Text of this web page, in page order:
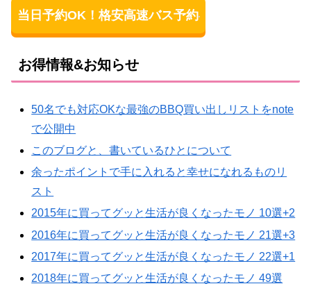
当日予約OK！格安高速バス予約
お得情報&お知らせ
50名でも対応OKな最強のBBQ買い出しリストをnote
で公開中
このブログと、書いているひとについて
余ったポイントで手に入れると幸せになれるものリ
スト
2015年に買ってグッと生活が良くなったモノ 10選+2
2016年に買ってグッと生活が良くなったモノ 21選+3
2017年に買ってグッと生活が良くなったモノ 22選+1
2018年に買ってグッと生活が良くなったモノ 49選